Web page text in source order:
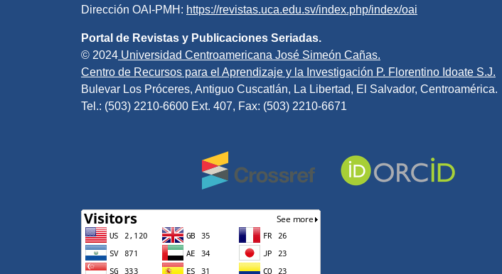
Dirección OAI-PMH: https://revistas.uca.edu.sv/index.php/index/oai
Portal de Revistas y Publicaciones Seriadas.
© 2024 Universidad Centroamericana José Simeón Cañas.
Centro de Recursos para el Aprendizaje y la Investigación P. Florentino Idoate S.J.
Bulevar Los Próceres, Antiguo Cuscatlán, La Libertad, El Salvador, Centroamérica.
Tel.: (503) 2210-6600 Ext. 407, Fax: (503) 2210-6671